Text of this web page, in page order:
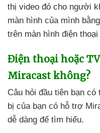
thị video đó cho người
màn hình của mình
trên màn hình điện thoại
Điện thoại hoặc TV
Miracast không?
Câu hỏi đầu tiên bạn có
bị của bạn có hỗ trợ
dễ dàng để tìm hiểu.